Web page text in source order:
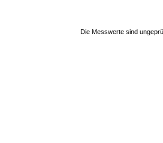
Die Messwerte sind